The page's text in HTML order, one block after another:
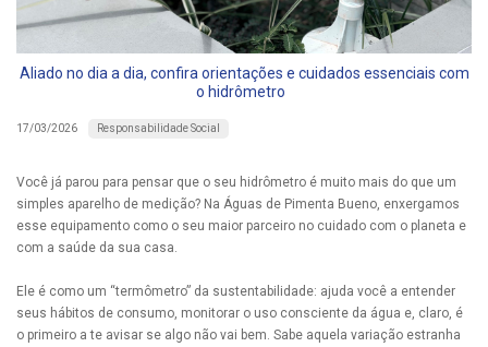
Aliado no dia a dia, confira orientações e cuidados essenciais com
o hidrômetro
17/03/2026 Responsabilidade Social
Você já parou para pensar que o seu hidrômetro é muito mais do que um
simples aparelho de medição? Na Águas de Pimenta Bueno, enxergamos
esse equipamento como o seu maior parceiro no cuidado com o planeta e
com a saúde da sua casa.
Ele é como um “termômetro” da sustentabilidade: ajuda você a entender
seus hábitos de consumo, monitorar o uso consciente da água e, claro, é
o primeiro a te avisar se algo não vai bem. Sabe aquela variação estranha